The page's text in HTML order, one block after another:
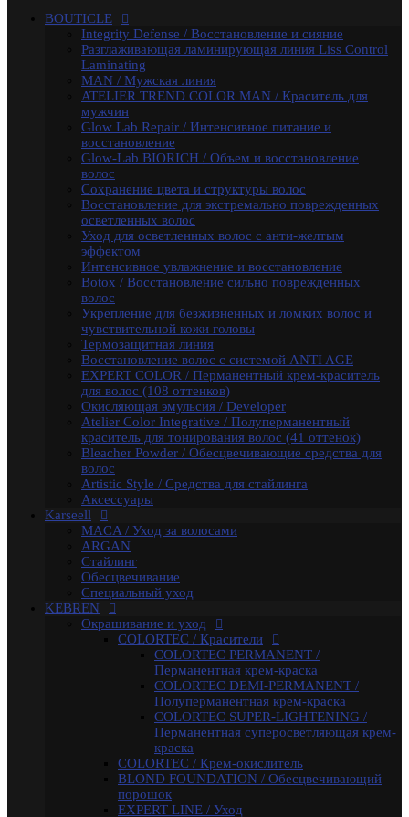
осветленных волос
Уход для осветленных волос с анти-желтым
эффектом
Интенсивное увлажнение и восстановление
Botox / Восстановление сильно поврежденных волос
Укрепление для безжизненных и ломких волос и
чувствительной кожи головы
Термозащитная линия
Воcстановление волос с системой ANTI AGE
EXPERT COLOR / Перманентный крем-краситель
для волос (108 оттенков)
Окисляющая эмульсия / Developer
Atelier Color Integrative / Полуперманентный
краситель для тонирования волос (41 оттенок)
Bleacher Powder / Обесцвечивающие средства для
волос
Artistic Style / Средства для стайлинга
Аксессуары
Karseell
MACA / Уход за волосами
ARGAN
Стайлинг
Обесцвечивание
Специальный уход
KEBREN
Окрашивание и уход
COLORTEC / Красители
COLORTEC PERMANENT /
Перманентная крем-краска
COLORTEC DEMI-PERMANENT /
Полуперманентная крем-краска
COLORTEC SUPER-LIGHTENING /
COLORTEC / Крем-окислитель
BLOND FOUNDATION / Обесцвечивающий
порошок
EXPERT LINE / Уход
RE:SHAPE / Стайлинг
INCREDIBLE VOLUME / Для объема волос
TOTAL REPAIR / Для восстановления волос
HYDRA THERAPY / Для увлажнения волос
SAVE COLOR / Для окрашенных волос
CURL MAKER / Химическая завивка
PROFY TOUCH / Защитные средства для кожи и
ART OF THERAPY / От перхоти / для активации
роста волос / для жирной кожи головы
Fashion Look / Пигмент прямого действия
INFINITY / Обесцвечивающие продукты
INFINITY ULTRA GLOSS / Оттеночные маски
BOUTICLE
Integrity Defense / Восстановление и сияние
Разглаживающая ламинирующая линия Liss Control
Laminating
MAN / Мужская линия
ATELIER TREND COLOR MAN / Краситель для
мужчин
Glow Lab Repair / Интенсивное питание и
восстановление
Glow-Lab BIORICH / Объем и восстановление
волос
Сохранение цвета и структуры волос
Восстановление для экстремально поврежденных
осветленных волос
Уход для осветленных волос с анти-желтым
эффектом
Интенсивное увлажнение и восстановление
Botox / Восстановление сильно поврежденных
волос
Укрепление для безжизненных и ломких волос и
чувствительной кожи головы
Термозащитная линия
Воcстановление волос с системой ANTI AGE
EXPERT COLOR / Перманентный крем-краситель
для волос (108 оттенков)
Окисляющая эмульсия / Developer
Atelier Color Integrative / Полуперманентный
краситель для тонирования волос (41 оттенок)
Bleacher Powder / Обесцвечивающие средства для
волос
Artistic Style / Средства для стайлинга
Аксессуары
Karseell
MACA / Уход за волосами
ARGAN
Стайлинг
Обесцвечивание
Специальный уход
KEBREN
Окрашивание и уход
COLORTEC / Красители
COLORTEC PERMANENT /
Перманентная крем-краска
COLORTEC DEMI-PERMANENT /
Полуперманентная крем-краска
COLORTEC SUPER-LIGHTENING /
Перманентная суперосветляющая крем-
краска
COLORTEC / Крем-окислитель
BLOND FOUNDATION / Обесцвечивающий
порошок
EXPERT LINE / Уход